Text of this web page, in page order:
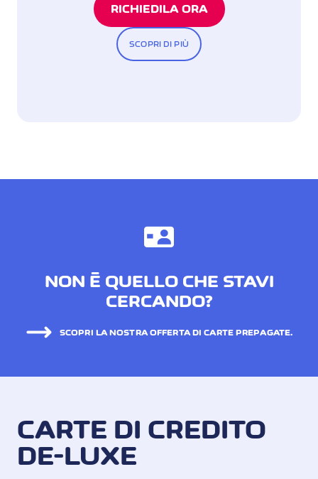
RICHIEDILA ORA
SCOPRI DI PIÙ
NON È QUELLO CHE STAVI
CERCANDO?
SCOPRI LA NOSTRA OFFERTA DI CARTE PREPAGATE.
CARTE DI CREDITO
DE-LUXE